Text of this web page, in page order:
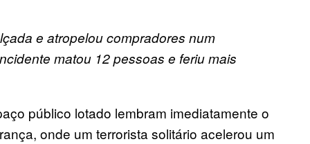
e atropelou compradores num
matou 12 pessoas e feriu mais
público lotado lembram imediatamente o
onde um terrorista solitário acelerou um